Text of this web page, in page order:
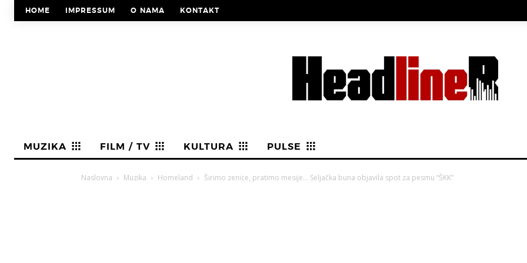
HOME IMPRESSUM O NAMA KONTAKT
MUZIKA FILM / TV KULTURA PULSE
Naslovna Muzika Homeland Širimo zenice, pratimo mesije… Seljačka buna objavila spot za pesmu “ŠKK”